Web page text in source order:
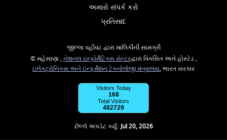
અમારો સંપર્ક કરો
પ્રતિસાદ
જીલ્લા વહીવટ દ્વારા માલિકીની સામગ્રી
© મહેસાણા ,નેશનલ ઇન્ફોર્મેટિક્સ સેન્ટરદ્વારા વિકસિત અને હોસ્ટેડ ,
ઇલેક્ટ્રોનિક્સ અને ઇન્ફર્મેશન ટેકનોલોજી મંત્રાલય, ભારત સરકાર
Visitors Today
168
Total Visitors
482729
છેલ્લે અપડેટ કર્યું:Jul 20, 2026